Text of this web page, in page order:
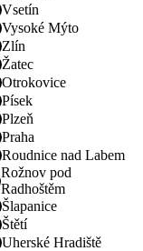
Vsetín
Vysoké Mýto
Zlín
Žatec
Otrokovice
Písek
Plzeň
Praha
Roudnice nad Labem
Rožnov pod
Radhoštěm
Šlapanice
Štětí
Uherské Hradiště